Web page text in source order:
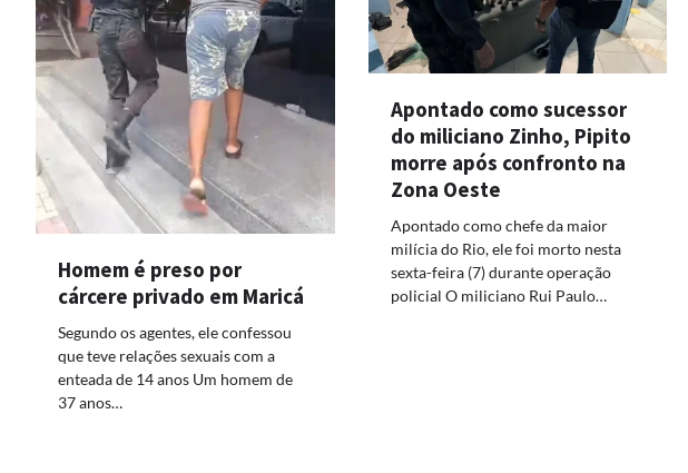
Homem é preso por
cárcere privado em Maricá
Segundo os agentes, ele confessou
que teve relações sexuais com a
enteada de 14 anos Um homem de
37 anos…
Apontado como sucessor
do miliciano Zinho, Pipito
morre após confronto na
Zona Oeste
Apontado como chefe da maior
milícia do Rio, ele foi morto nesta
sexta-feira (7) durante operação
policial O miliciano Rui Paulo…